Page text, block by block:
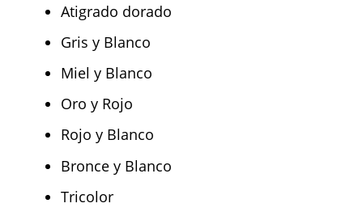
Atigrado dorado
Gris y Blanco
Miel y Blanco
Oro y Rojo
Rojo y Blanco
Bronce y Blanco
Tricolor